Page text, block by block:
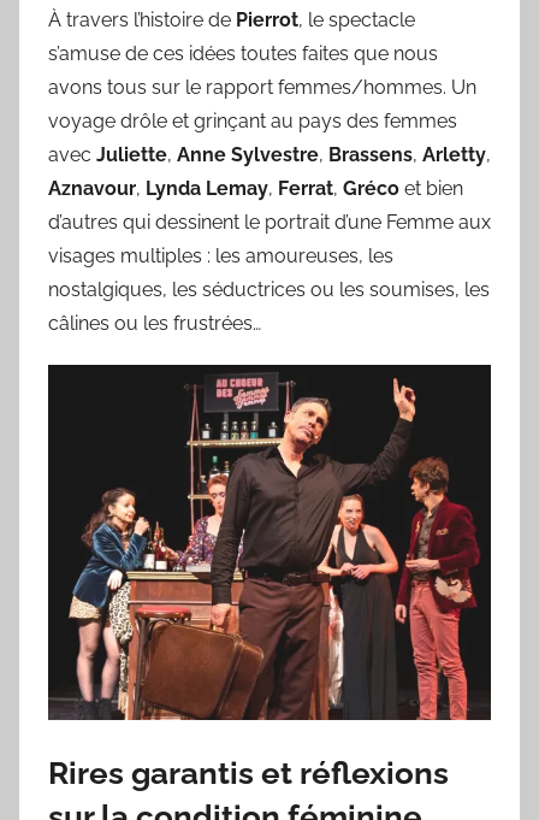
À travers l’histoire de Pierrot, le spectacle
s’amuse de ces idées toutes faites que nous
avons tous sur le rapport femmes/hommes. Un
voyage drôle et grinçant au pays des femmes
avec Juliette, Anne Sylvestre, Brassens, Arletty,
Aznavour, Lynda Lemay, Ferrat, Gréco et bien
d’autres qui dessinent le portrait d’une Femme aux
visages multiples : les amoureuses, les
nostalgiques, les séductrices ou les soumises, les
câlines ou les frustrées…
Rires garantis et réflexions